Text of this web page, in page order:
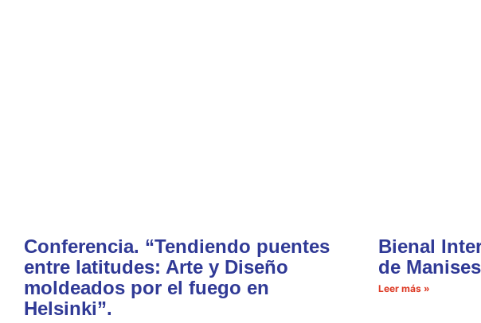
Conferencia. “Tendiendo puentes
entre latitudes: Arte y Diseño
moldeados por el fuego en
Helsinki”.
Bienal
de
Leer más »